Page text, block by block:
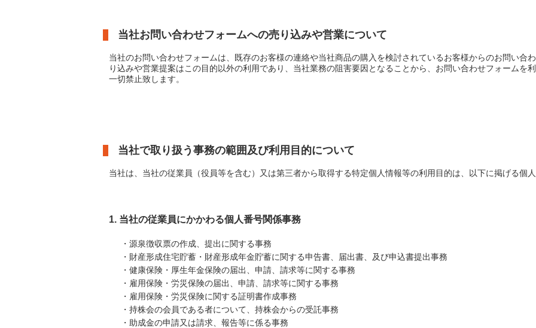
当社お問い合わせフォームへの売り込みや営業について
当社のお問い合わせフォームは、既存のお客様の連絡や当社商品の購入を検討されているお客様からのお問い合
り込みや営業提案はこの目的以外の利用であり、当社業務の阻害要因となることから、お問い合わせフォームを
一切禁止致します。
当社で取り扱う事務の範囲及び利用目的について
当社は、当社の従業員（役員等を含む）又は第三者から取得する特定個人情報等の利用目的は、以下に掲げる個
1. 当社の従業員にかかわる個人番号関係事務
・源泉徴収票の作成、提出に関する事務
・財産形成住宅貯蓄・財産形成年金貯蓄に関する申告書、届出書、及び申込書提出事務
・健康保険・厚生年金保険の届出、申請、請求等に関する事務
・雇用保険・労災保険の届出、申請、請求等に関する事務
・雇用保険・労災保険に関する証明書作成事務
・持株会の会員である者について、持株会からの受託事務
・助成金の申請又は請求、報告等に係る事務